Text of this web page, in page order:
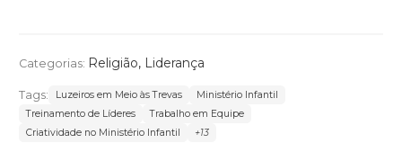
Categorias: Religião, Liderança
Tags: Luzeiros em Meio às Trevas
Ministério Infantil
Treinamento de Líderes
Trabalho em Equipe
Criatividade no Ministério Infantil
+13